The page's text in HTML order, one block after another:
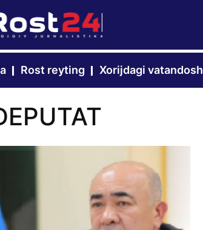
Rost reyting Xorijdagi vatandosh